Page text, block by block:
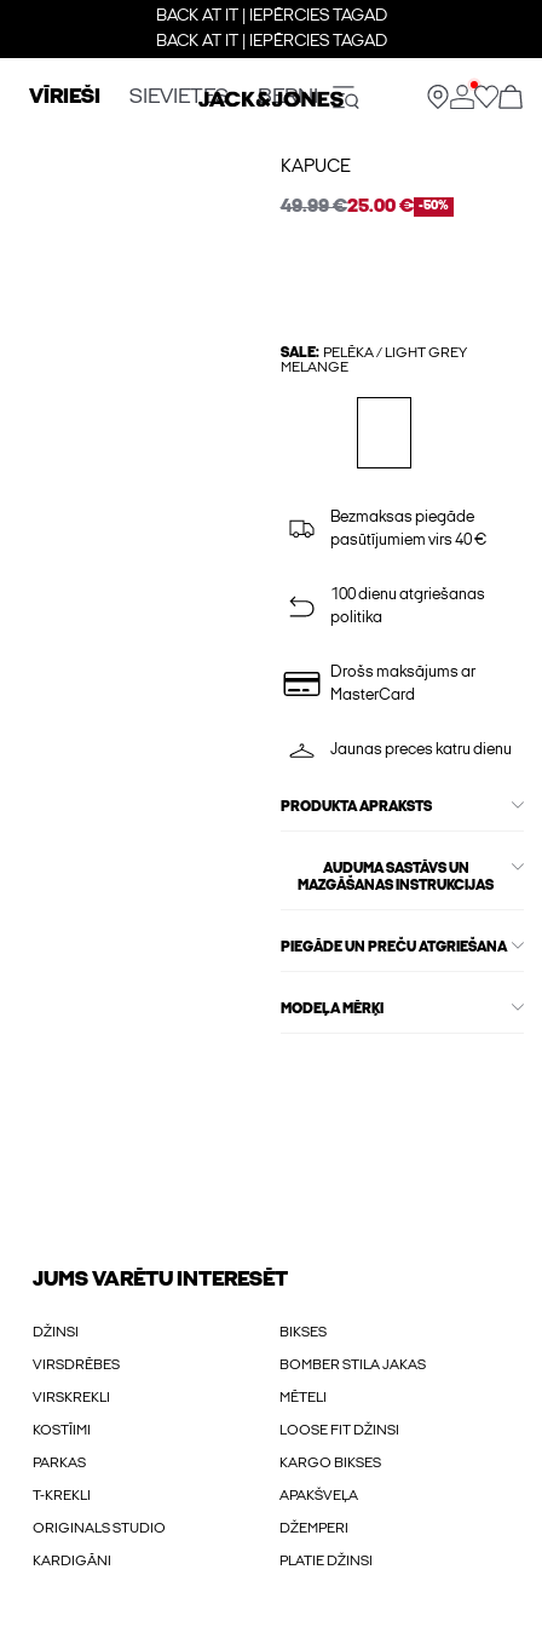
BACK AT IT | IEPĒRCIES TAGAD
BACK AT IT | IEPĒRCIES TAGAD
VĪRIEŠI SIEVIETES BERNI
KAPUCE
49.99 €25.00 € -50%
SALE: PELĒKA / LIGHT GREY
MELANGE
Bezmaksas piegāde
pasūtījumiem virs 40 €
100 dienu atgriešanas
politika
Drošs maksājums ar
MasterCard
Jaunas preces katru dienu
PRODUKTA APRAKSTS
AUDUMA SASTĀVS UN
MAZGĀŠANAS INSTRUKCIJAS
PIEGĀDE UN PREČU ATGRIEŠANA
MODEĻA MĒRĶI
JUMS VARĒTU INTERESĒT
DŽINSI BIKSES
VIRSDRĒBES BOMBER STILA JAKAS
VIRSKREKLI MĒTELI
KOSTĪIMI LOOSE FIT DŽINSI
PARKAS KARGO BIKSES
T-KREKLI APAKŠVEĻA
ORIGINALS STUDIO DŽEMPERI
KARDIGĀNI PLATIE DŽINSI